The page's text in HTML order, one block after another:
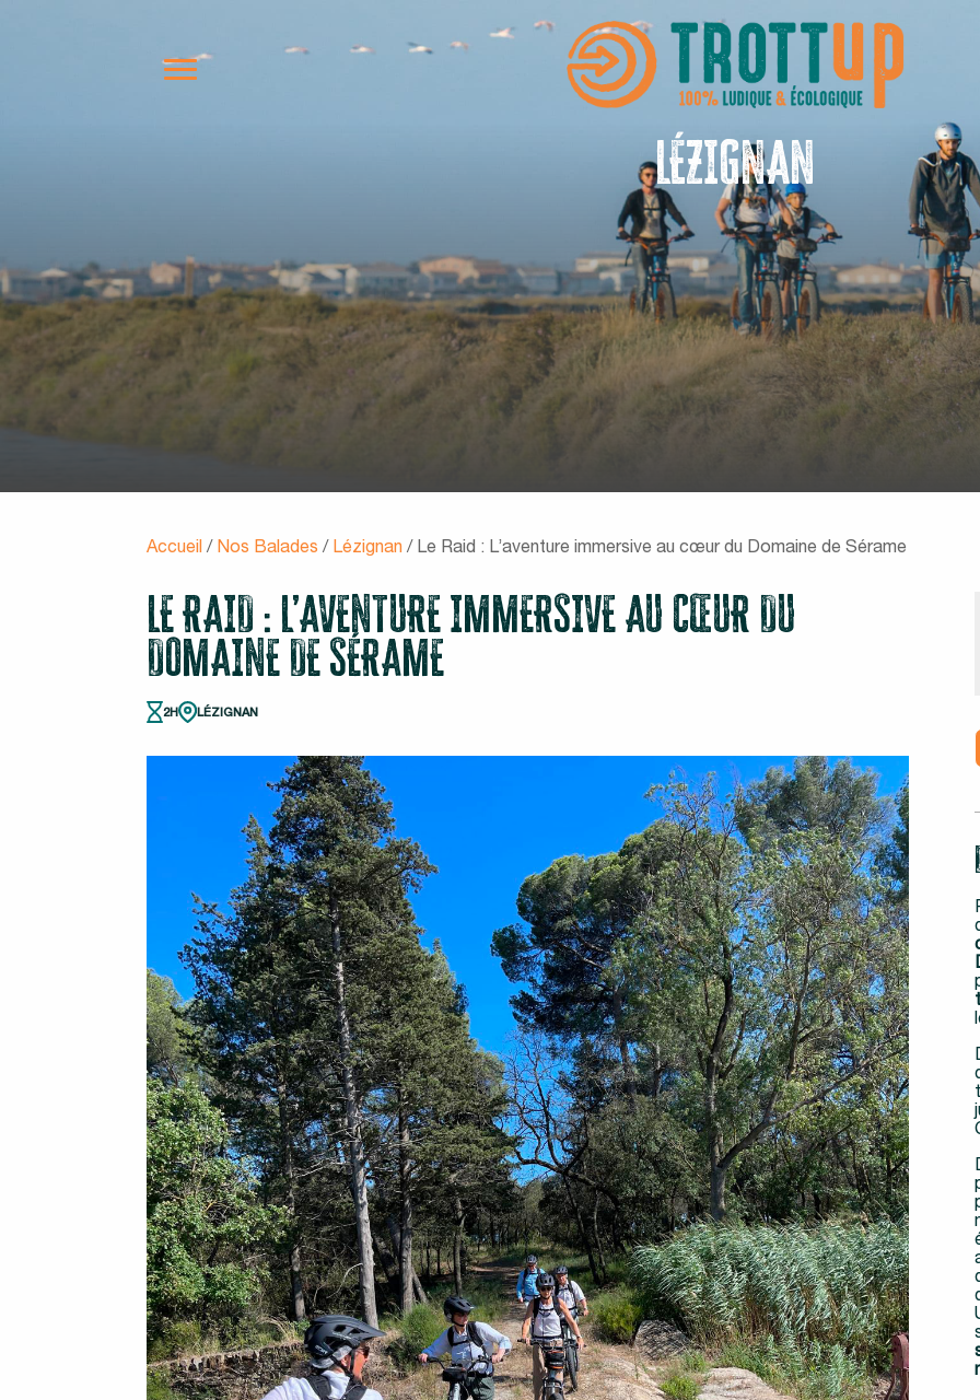
LÉZIGNAN
Accueil / Nos Balades / Lézignan / Le Raid : L’aventure immersive au cœur du Domaine de Sérame
LE RAID : L’AVENTURE IMMERSIVE AU CŒUR DU
DOMAINE DE SÉRAME
2H LÉZIGNAN